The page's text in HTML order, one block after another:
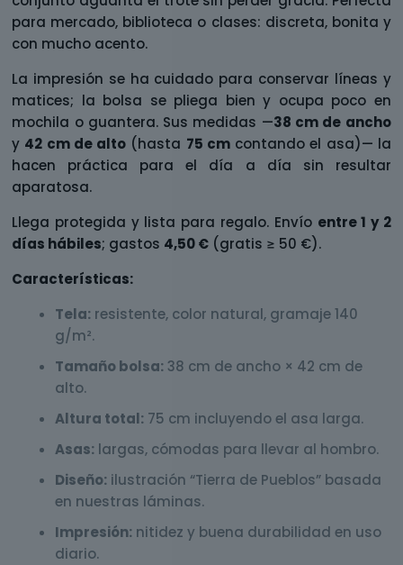
para mercado, biblioteca o clases: discreta, bonita y
con mucho acento.
La impresión se ha cuidado para conservar líneas y
matices; la bolsa se pliega bien y ocupa poco en
mochila o guantera. Sus medidas —38 cm de ancho
y 42 cm de alto (hasta 75 cmcontando el asa)— la
hacen práctica para el día a día sin resultar
aparatosa.
Llega protegida y lista para regalo. Envío entre 1 y 2
días hábiles; gastos 4,50 € (gratis ≥ 50 €).
Características:
Tela: resistente, color natural, gramaje 140
g/m².
Tamaño bolsa: 38 cm de ancho × 42 cm de
alto.
Altura total: 75 cm incluyendo el asa larga.
Asas: largas, cómodas para llevar al hombro.
Diseño: ilustración “Tierra de Pueblos” basada
en nuestras láminas.
Impresión: nitidez y buena durabilidad en uso
diario.